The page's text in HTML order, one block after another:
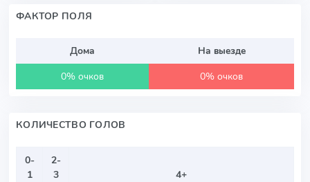
ФАКТОР ПОЛЯ
Дома
На выезде
0% очков
0% очков
КОЛИЧЕСТВО ГОЛОВ
0-
1
2-
3
4+